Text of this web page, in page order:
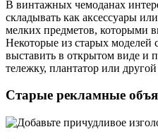
В винтажных чемоданах
складывать как аксессуары
мелких предметов, которыми
Некоторые из старых
выставить в открытом виде и
тележку, плантатор или
Старые рекламные